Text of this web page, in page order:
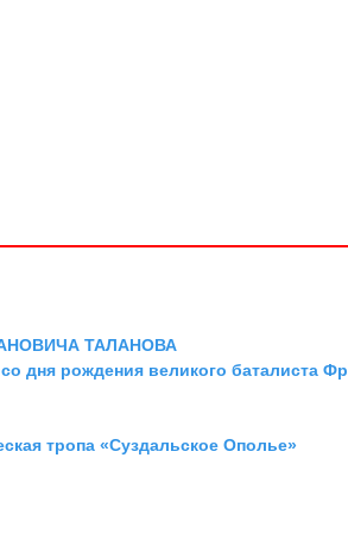
ТАЛАНОВА
дня рождения великого баталиста
тропа «Суздальское Ополье»